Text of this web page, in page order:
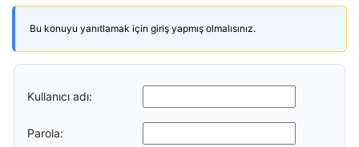
Bu konuyu yanıtlamak için giriş yapmış olmalısınız.
Kullanıcı adı:
Parola: